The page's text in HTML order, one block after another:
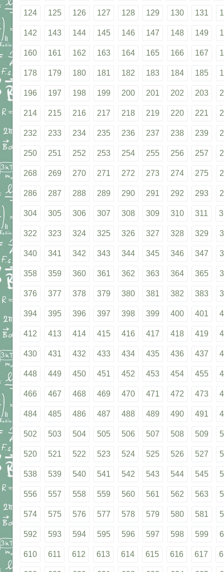
124 125 126 127 128 129 130 131
142 143 144 145 146 147 148 149
160 161 162 163 164 165 166 167
178 179 180 181 182 183 184 185
196 197 198 199 200 201 202 203
214 215 216 217 218 219 220 221
232 233 234 235 236 237 238 239
250 251 252 253 254 255 256 257
268 269 270 271 272 273 274 275
286 287 288 289 290 291 292 293
304 305 306 307 308 309 310 311
322 323 324 325 326 327 328 329
340 341 342 343 344 345 346 347
358 359 360 361 362 363 364 365
376 377 378 379 380 381 382 383
394 395 396 397 398 399 400 401
412 413 414 415 416 417 418 419
430 431 432 433 434 435 436 437
448 449 450 451 452 453 454 455
466 467 468 469 470 471 472 473
484 485 486 487 488 489 490 491
502 503 504 505 506 507 508 509
520 521 522 523 524 525 526 527
538 539 540 541 542 543 544 545
556 557 558 559 560 561 562 563
574 575 576 577 578 579 580 581
592 593 594 595 596 597 598 599
610 611 612 613 614 615 616 617